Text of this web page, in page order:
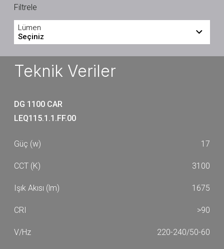
Filtrele
Lümen
Seçiniz
1840
Teknik Veriler
DG 1100 CAR
LEQ115.1.1.FF.00
17
3100
1675
>90
220-240/50-60